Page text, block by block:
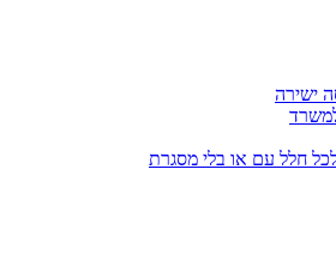
ישירה
חלל עם או בלי מסגרת